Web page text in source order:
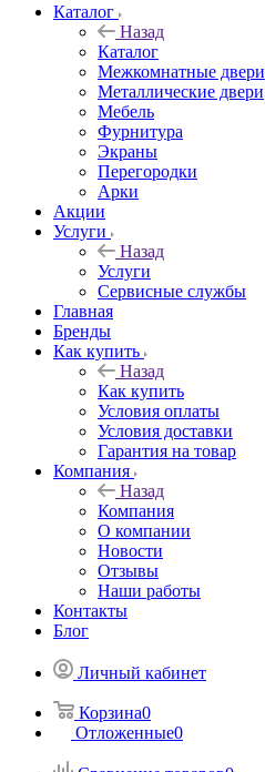
Каталог
Назад
Каталог
Межкомнатные двери
Металлические двери
Мебель
Фурнитура
Экраны
Перегородки
Арки
Акции
Услуги
Назад
Услуги
Сервисные службы
Главная
Бренды
Как купить
Назад
Как купить
Условия оплаты
Условия доставки
Гарантия на товар
Компания
Назад
Компания
О компании
Новости
Отзывы
Наши работы
Контакты
Блог
Личный кабинет
Корзина0
Отложенные0